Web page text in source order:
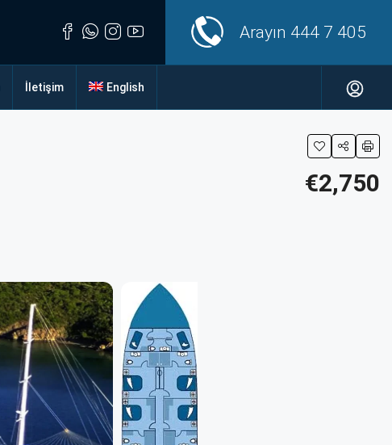
Arayın 444 7 405
İletişim English
€2,750